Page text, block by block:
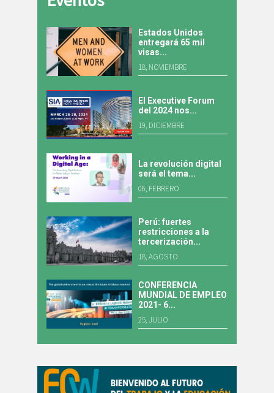
Estados Unidos
entregará 65 mil
visas...
18, NOVIEMBRE
El Executive Forum
del 2024 nos...
19, DICIEMBRE
La revolución digital
será el tema...
06, FEBRERO
Perú: fuertes
restricciones a la
tercerización...
18, AGOSTO
CONFERENCIA
MUNDIAL DE EMPLEO
2021- 6...
25, JULIO